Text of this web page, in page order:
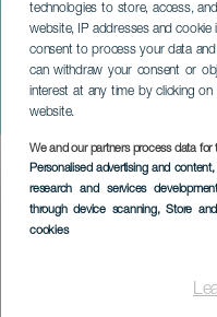
technologies to store, access,
website, IP addresses and
consent to process your data
can withdraw your consent or
interest at any time by clicking on
website.
We and our partners process data for
Personalised advertising and
research and services development
through device scanning, Store
cookies
Gran
Orchestra
LANZAROTE
Imagen
Listado